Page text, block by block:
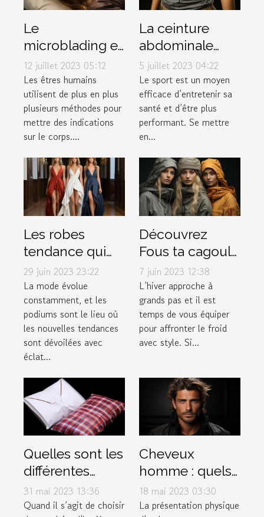
Le
microblading et
tout ce qu’il faut
savoir à ce
propos
12 juillet 2023 05:12
Les êtres humains
utilisent de plus en plus
plusieurs méthodes pour
mettre des indications
sur le corps....
La ceinture
abdominale
pulsée :
pourquoi l'avoir
dans votre
garde-robe ?
5 juillet 2023 04:22
Le sport est un moyen
efficace d’entretenir sa
santé et d’être plus
performant. Se mettre
en...
Les robes
tendance qui
font fureur sur
les podiums de
la mode
29 juin 2023 23:22
La mode évolue
constamment, et les
podiums sont le lieu où
les nouvelles tendances
sont dévoilées avec
éclat...
Découvrez
Fous ta cagoule
: la boutique
incontournable
pour vos
accessoires
d'hiver
7 juin 2023 12:38
L’hiver approche à
grands pas et il est
temps de vous équiper
pour affronter le froid
avec style. Si...
Quelles sont les
différentes
options de
serviettes
31 mai 2023 13:36
Quand il s’agit de choisir
Cheveux
homme : quels
sont les
différents types
18 mai 2023 03:30
La présentation physique